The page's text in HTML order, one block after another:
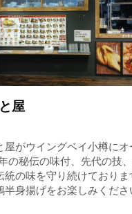
屋
屋がウイングベイ小樽にオ
の秘伝の味付、先代の技
統の味を守り続けておりま
身揚げをお楽しみくださ